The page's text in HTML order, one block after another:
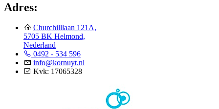
Adres:
Churchilllaan 121A,
5705 BK Helmond,
Nederland
0492 - 534 596
info@kornuyt.nl
Kvk: 17065328